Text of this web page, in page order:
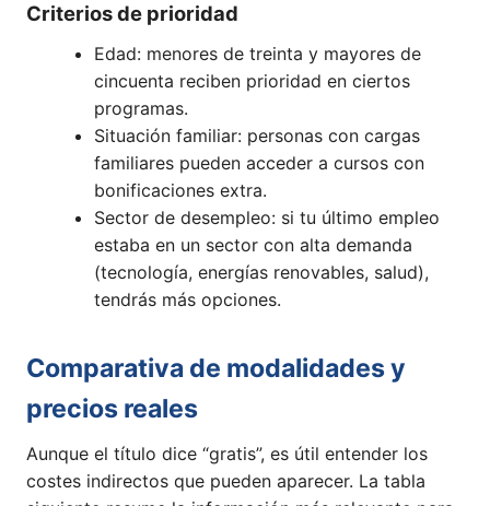
Criterios de prioridad
Edad: menores de treinta y mayores de
cincuenta reciben prioridad en ciertos
programas.
Situación familiar: personas con cargas
familiares pueden acceder a cursos con
bonificaciones extra.
Sector de desempleo: si tu último empleo
estaba en un sector con alta demanda
(tecnología, energías renovables, salud),
tendrás más opciones.
Comparativa de modalidades y
precios reales
Aunque el título dice “gratis”, es útil entender los
costes indirectos que pueden aparecer. La tabla